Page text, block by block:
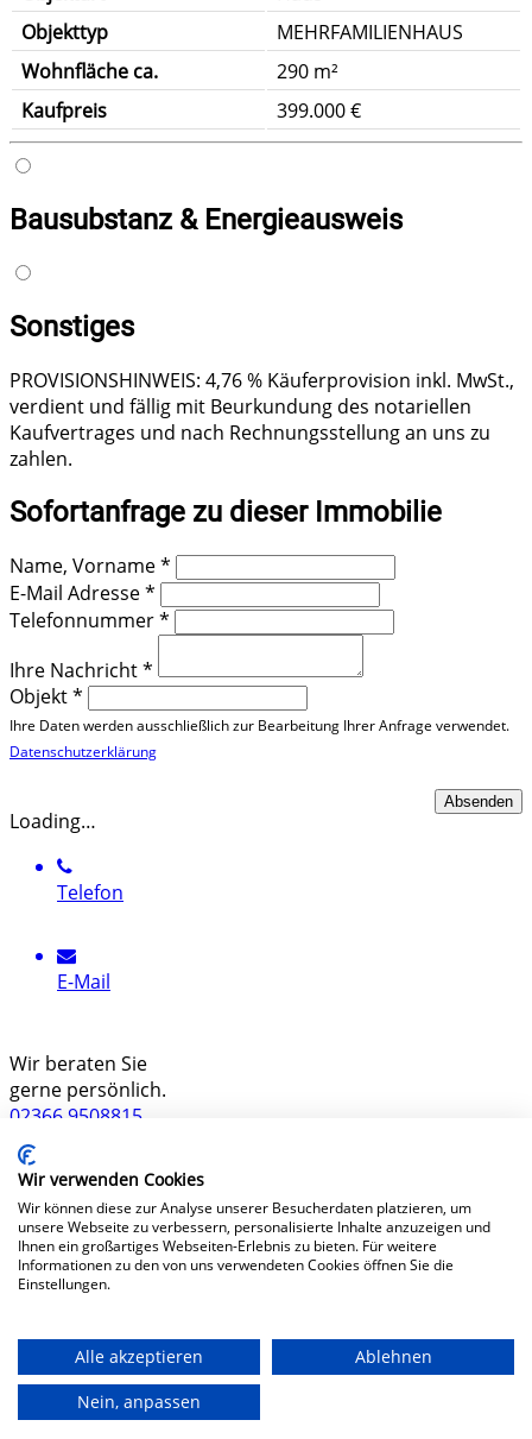
Objekttyp
MEHRFAMILIENHAUS
Wohnfläche ca.
290 m²
Kaufpreis
399.000 €
Bausubstanz & Energieausweis
Sonstiges
PROVISIONSHINWEIS: 4,76 % Käuferprovision inkl. MwSt.,
verdient und fällig mit Beurkundung des notariellen
Kaufvertrages und nach Rechnungsstellung an uns zu
zahlen.
Sofortanfrage zu dieser Immobilie
Name, Vorname*
E-Mail Adresse*
Telefonnummer*
Ihre Nachricht*
Objekt*
Ihre Daten werden ausschließlich zur Bearbeitung Ihrer Anfrage verwendet.
Datenschutzerklärung
Loading…
Telefon
E-Mail
Wir beraten Sie
gerne persönlich.
02366 9508815
Wir freuen uns auf Ihren Anruf
Stellen Sie Ihre
Frage.
abschicken
Wir verwenden Cookies
Wir können diese zur Analyse unserer Besucherdaten platzieren, um
unsere Webseite zu verbessern, personalisierte Inhalte anzuzeigen und
Ihnen ein großartiges Webseiten-Erlebnis zu bieten. Für weitere
Informationen zu den von uns verwendeten Cookies öffnen Sie die
Einstellungen.
Alle akzeptieren
Ablehnen
Nein, anpassen